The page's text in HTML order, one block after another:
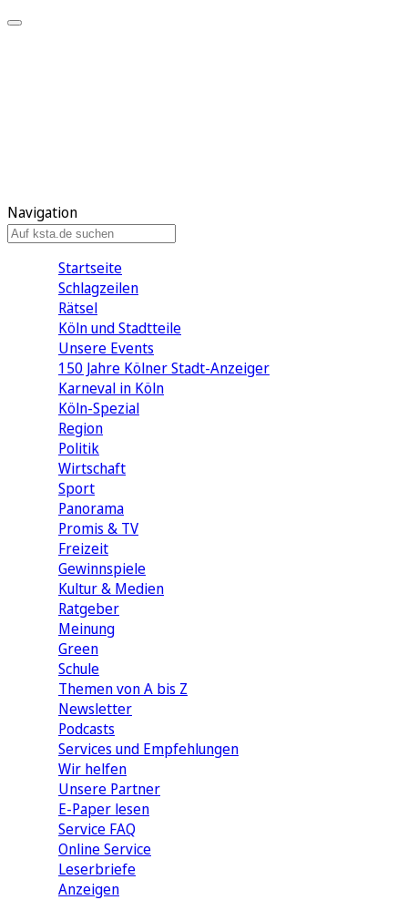
Navigation
Startseite
Schlagzeilen
Rätsel
Köln und Stadtteile
Unsere Events
150 Jahre Kölner Stadt-Anzeiger
Karneval in Köln
Köln-Spezial
Region
Politik
Wirtschaft
Sport
Panorama
Promis & TV
Freizeit
Gewinnspiele
Kultur & Medien
Ratgeber
Meinung
Green
Schule
Themen von A bis Z
Newsletter
Podcasts
Services und Empfehlungen
Wir helfen
Unsere Partner
E-Paper lesen
Service FAQ
Online Service
Leserbriefe
Anzeigen